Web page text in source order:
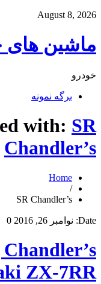
August 8, 2026
ماشین های
خودرو
برگه نمونه
with: SR
Chandler’s
Home
/
SR Chandler’s
Date: نوامبر 26, 2016 0
ZX-7RR